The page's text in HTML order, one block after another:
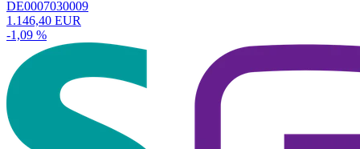
DE0007030009
1.146,40 EUR
-1,09 %